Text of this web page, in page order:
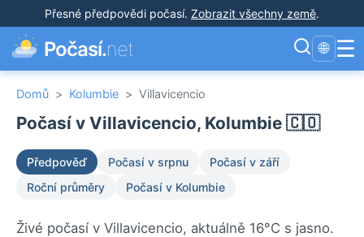
Přesné předpovědi počasí. Zobrazit všechny země.
Počasí.net 🌐 ☰
Domů > Kolumbie > Villavicencio
Počasí v Villavicencio, Kolumbie 🇨🇴
Předpověď Počasí v srpnu
Počasí v září
Roční průměry
Počasí v Kolumbie
Živé počasí v Villavicencio, aktuálně 16°C s jasno.